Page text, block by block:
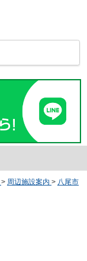
> 周辺施設案内 > 八尾市